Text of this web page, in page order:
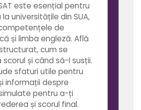
este esențial pentru
universitățile din SUA,
de
și limba engleză. Află
cum se
și când să-l susții.
sfaturi utile pentru
informații despre
pentru a-ți
și scorul final.